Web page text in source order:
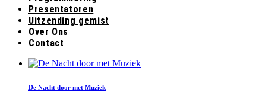
Presentatoren
Uitzending gemist
Over Ons
Contact
De Nacht door met Muziek